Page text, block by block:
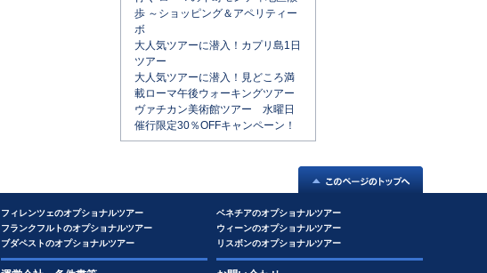
歩 ～ショッピング＆アペリティー
ボ
大人気ツアーに潜入！カプリ島1日
ツアー
大人気ツアーに潜入！見どころ満
載ローマ午後ウォーキングツアー
ヴァチカン美術館ツアー 水曜日
催行限定30％OFFキャンペーン！
フィレンツェのオプショナルツアー
フランクフルトのオプショナルツアー
ブダペストのオプショナルツアー
ベネチアのオプショナルツアー
ウィーンのオプショナルツアー
リスボンのオプショナルツアー